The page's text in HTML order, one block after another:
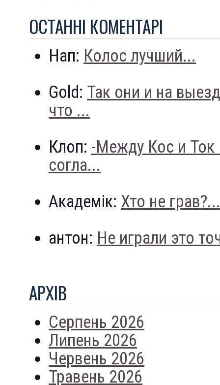
ОСТАННI КОМЕНТАРI
Нап: Колос лучший...
Gold: Так они и на
что ...
Клоп: -Между Кос и
согла...
Академік: Хто не грав?...
антон: Не играли это
АРХIВ
Серпень 2026
Липень 2026
Червень 2026
Травень 2026